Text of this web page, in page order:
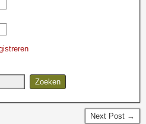
Next Post →